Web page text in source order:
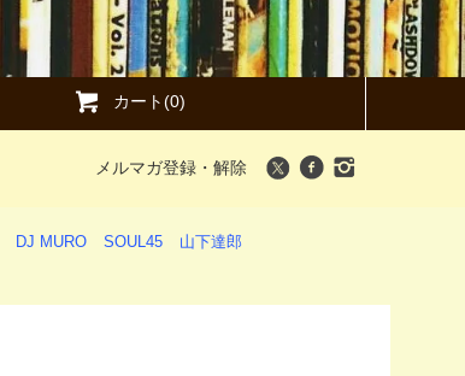
カート(0)
メルマガ登録・解除
DJ MURO SOUL45
山下達郎